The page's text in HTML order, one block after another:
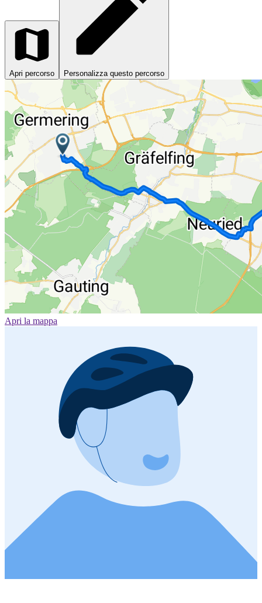
Apri percorso Personalizza questo percorso
Apri la mappa